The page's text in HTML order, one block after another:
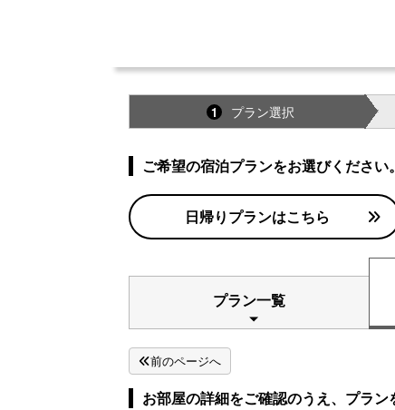
1 プラン選択
ご希望の宿泊プランをお選びください。
日帰りプランはこちら
プラン一覧
前のページへ
お部屋の詳細をご確認のうえ、プラン